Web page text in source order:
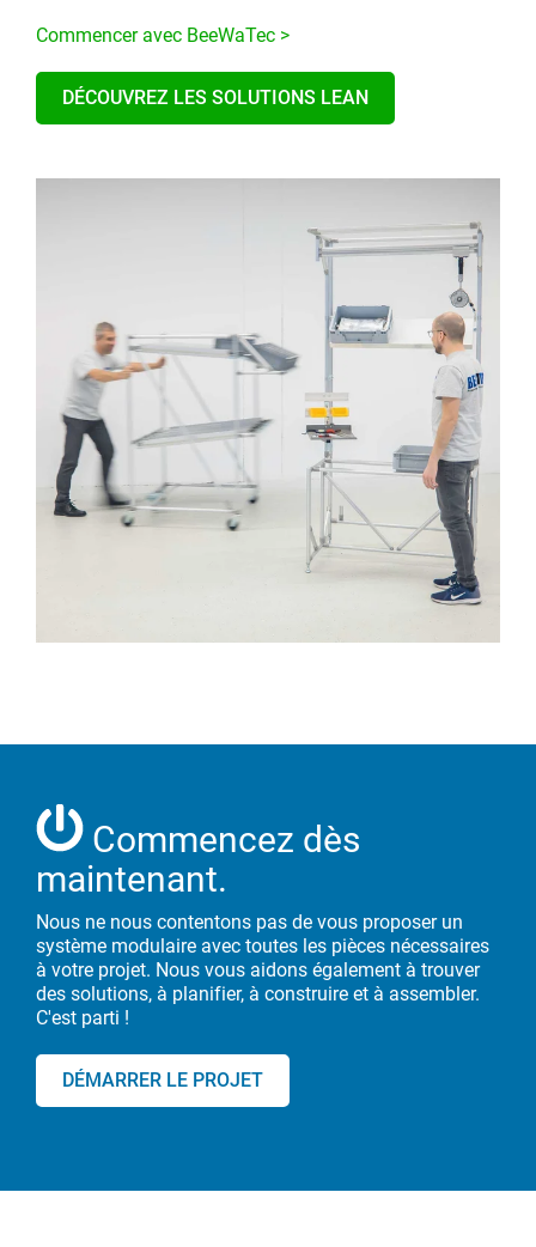
Commencer avec BeeWaTec >
DÉCOUVREZ LES SOLUTIONS LEAN
Commencez dès
maintenant.
Nous ne nous contentons pas de vous proposer un
système modulaire avec toutes les pièces nécessaires
à votre projet. Nous vous aidons également à trouver
des solutions, à planifier, à construire et à assembler.
C'est parti !
DÉMARRER LE PROJET